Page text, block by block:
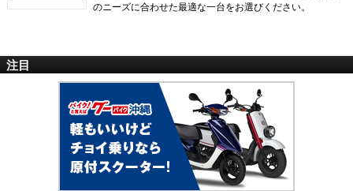
のニーズに合わせた最適な一台をお選びください。
注目